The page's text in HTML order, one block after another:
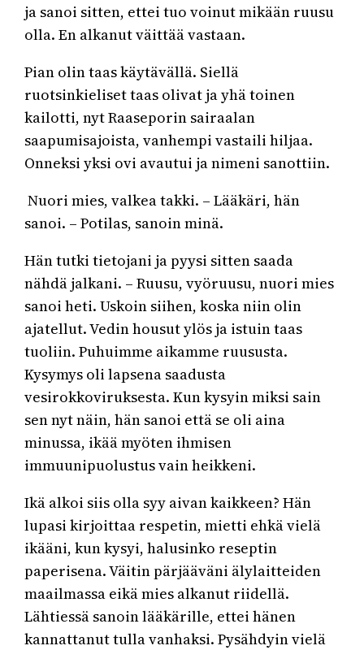
ja sanoi sitten, ettei tuo voinut mikään ruusu
olla. En alkanut väittää vastaan.
Pian olin taas käytävällä. Siellä
ruotsinkieliset taas olivat ja yhä toinen
kailotti, nyt Raaseporin sairaalan
saapumisajoista, vanhempi vastaili hiljaa.
Onneksi yksi ovi avautui ja nimeni sanottiin.
Nuori mies, valkea takki. – Lääkäri, hän
sanoi. – Potilas, sanoin minä.
Hän tutki tietojani ja pyysi sitten saada
nähdä jalkani. – Ruusu, vyöruusu, nuori mies
sanoi heti. Uskoin siihen, koska niin olin
ajatellut. Vedin housut ylös ja istuin taas
tuoliin. Puhuimme aikamme ruususta.
Kysymys oli lapsena saadusta
vesirokkoviruksesta. Kun kysyin miksi sain
sen nyt näin, hän sanoi että se oli aina
minussa, ikää myöten ihmisen
immuunipuolustus vain heikkeni.
Ikä alkoi siis olla syy aivan kaikkeen? Hän
lupasi kirjoittaa respetin, mietti ehkä vielä
ikääni, kun kysyi, halusinko reseptin
paperisena. Väitin pärjääväni älylaitteiden
maailmassa eikä mies alkanut riidellä.
Lähtiessä sanoin lääkärille, ettei hänen
kannattanut tulla vanhaksi. Pysähdyin vielä